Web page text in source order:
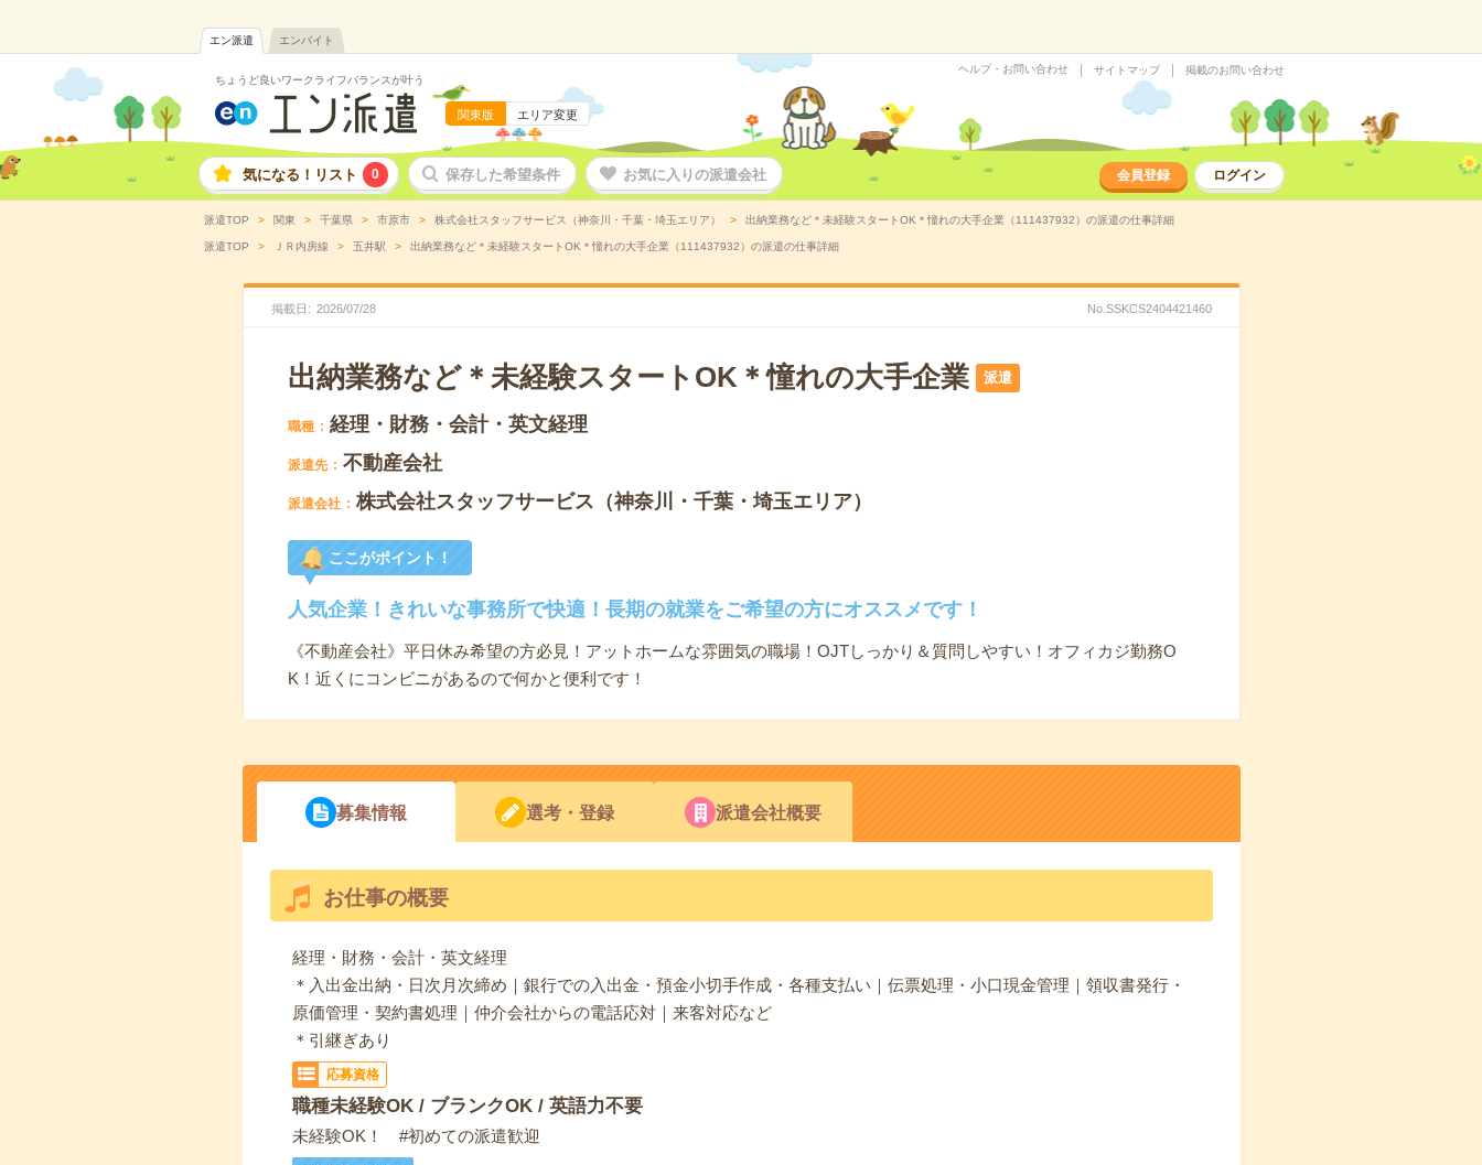
エン派遣 エンバイト
ちょうど良いワークライフバランスが叶う
関東版 エリア変更
ヘルプ・お問い合わせ サイトマップ 掲載のお問い合わせ
気になる！リスト 0 保存した希望条件 お気に入りの派遣会社 会員登録 ログイン
派遣TOP 関東 千葉県 市原市 株式会社スタッフサービス（神奈川・千葉・埼玉エリア） 出納業務など＊未経験スタートOK＊憧れの大手企業（111437932）の派遣の仕事詳細
派遣TOP ＪＲ内房線 五井駅 出納業務など＊未経験スタートOK＊憧れの大手企業（111437932）の派遣の仕事詳細
掲載日 2026/07/28 No.SSKCS2404421460
出納業務など＊未経験スタートOK＊憧れの大手企業 派遣
職種 経理・財務・会計・英文経理
派遣先 不動産会社
派遣会社 株式会社スタッフサービス（神奈川・千葉・埼玉エリア）
ここがポイント！
人気企業！きれいな事務所で快適！長期の就業をご希望の方にオススメです！
《不動産会社》平日休み希望の方必見！アットホームな雰囲気の職場！OJTしっかり＆質問しやすい！オフィカジ勤務O
K！近くにコンビニがあるので何かと便利です！
募集情報 選考・登録 派遣会社概要
お仕事の概要
経理・財務・会計・英文経理
＊入出金出納・日次月次締め｜銀行での入出金・預金小切手作成・各種支払い｜伝票処理・小口現金管理｜領収書発行・
原価管理・契約書処理｜仲介会社からの電話応対｜来客対応など
＊引継ぎあり
応募資格
職種未経験OK / ブランクOK / 英語力不要
未経験OK！ #初めての派遣歓迎